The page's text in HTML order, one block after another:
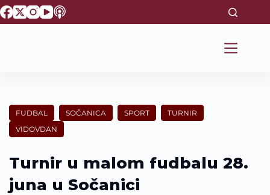
S
k
n
FUDBAL SOČANICA SPORT
TURNIR
VIDOVDAN
Turnir u malom fudbalu 28.
juna u Sočanici